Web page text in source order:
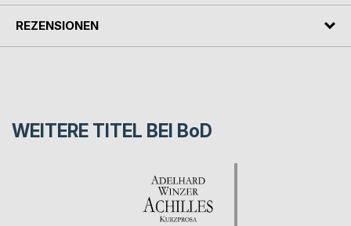
REZENSIONEN
WEITERE TITEL BEI BoD